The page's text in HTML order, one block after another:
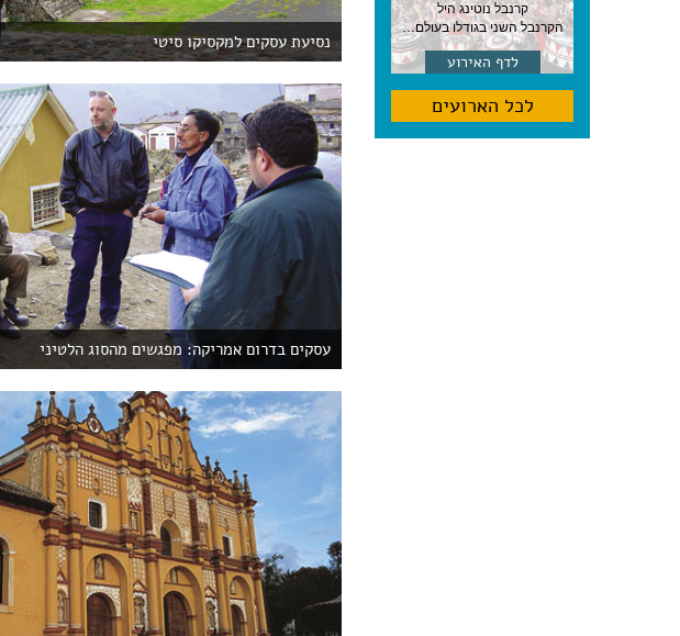
קרנבל נוטינג היל
הקרנבל השני בגודלו בעולם, עם מוזיקה, תהלוכות ותחפושות. לונדון
לדף האירוע
לכל הארועים
נסיעת עסקים למקסיקו סיטי
עסקים בדרום אמריקה: מפגשים מהסוג הלטיני